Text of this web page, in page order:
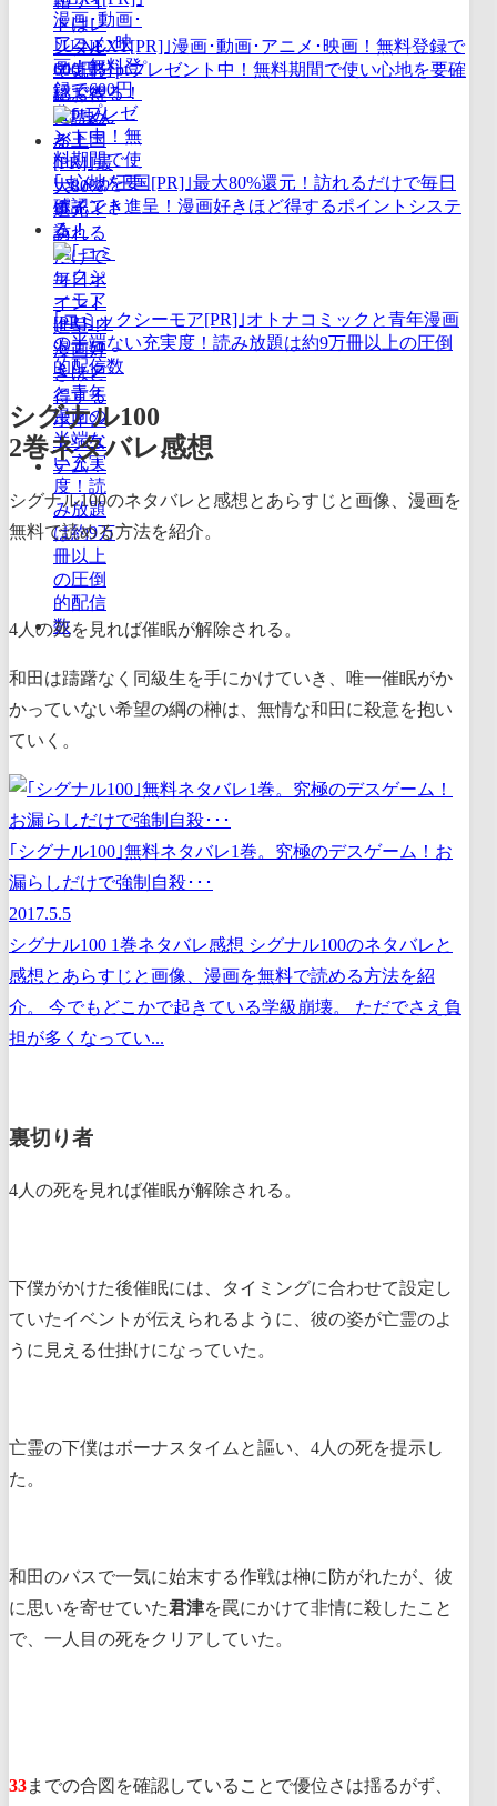
｢U-NEXT[PR]｣漫画･動画･アニメ･映画！無料登録で
600円分ptプレゼント中！無料期間で使い心地を要確
認できる！
｢まんが王国[PR]｣最大80%還元！訪れるだけで毎日
ポイント進呈！漫画好きほど得するポイントシステ
ム！
｢コミックシーモア[PR]｣オトナコミックと青年漫画
の半端ない充実度！読み放題は約9万冊以上の圧倒
的配信数
シグナル100
2巻ネタバレ感想
シグナル100のネタバレと感想とあらすじと画像、漫画を
無料で読める方法を紹介。
4人の死を見れば催眠が解除される。
和田は躊躇なく同級生を手にかけていき、唯一催眠がか
かっていない希望の綱の榊は、無情な和田に殺意を抱い
ていく。
｢シグナル100｣無料ネタバレ1巻。究極のデスゲーム！お
漏らしだけで強制自殺･･･
2017.5.5
シグナル100 1巻ネタバレ感想 シグナル100のネタバレと
感想とあらすじと画像、漫画を無料で読める方法を紹
介。 今でもどこかで起きている学級崩壊。 ただでさえ負
担が多くなってい...
裏切り者
4人の死を見れば催眠が解除される。
下僕がかけた後催眠には、タイミングに合わせて設定し
ていたイベントが伝えられるように、彼の姿が亡霊のよ
うに見える仕掛けになっていた。
亡霊の下僕はボーナスタイムと謳い、4人の死を提示し
た。
和田のバスで一気に始末する作戦は榊に防がれたが、彼
に思いを寄せていた君津を罠にかけて非情に殺したこと
で、一人目の死をクリアしていた。
33までの合図を確認していることで優位さは揺るがず、